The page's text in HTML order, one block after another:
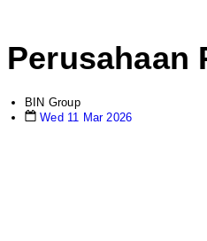
Perusahaan
BIN Group
Wed 11 Mar 2026